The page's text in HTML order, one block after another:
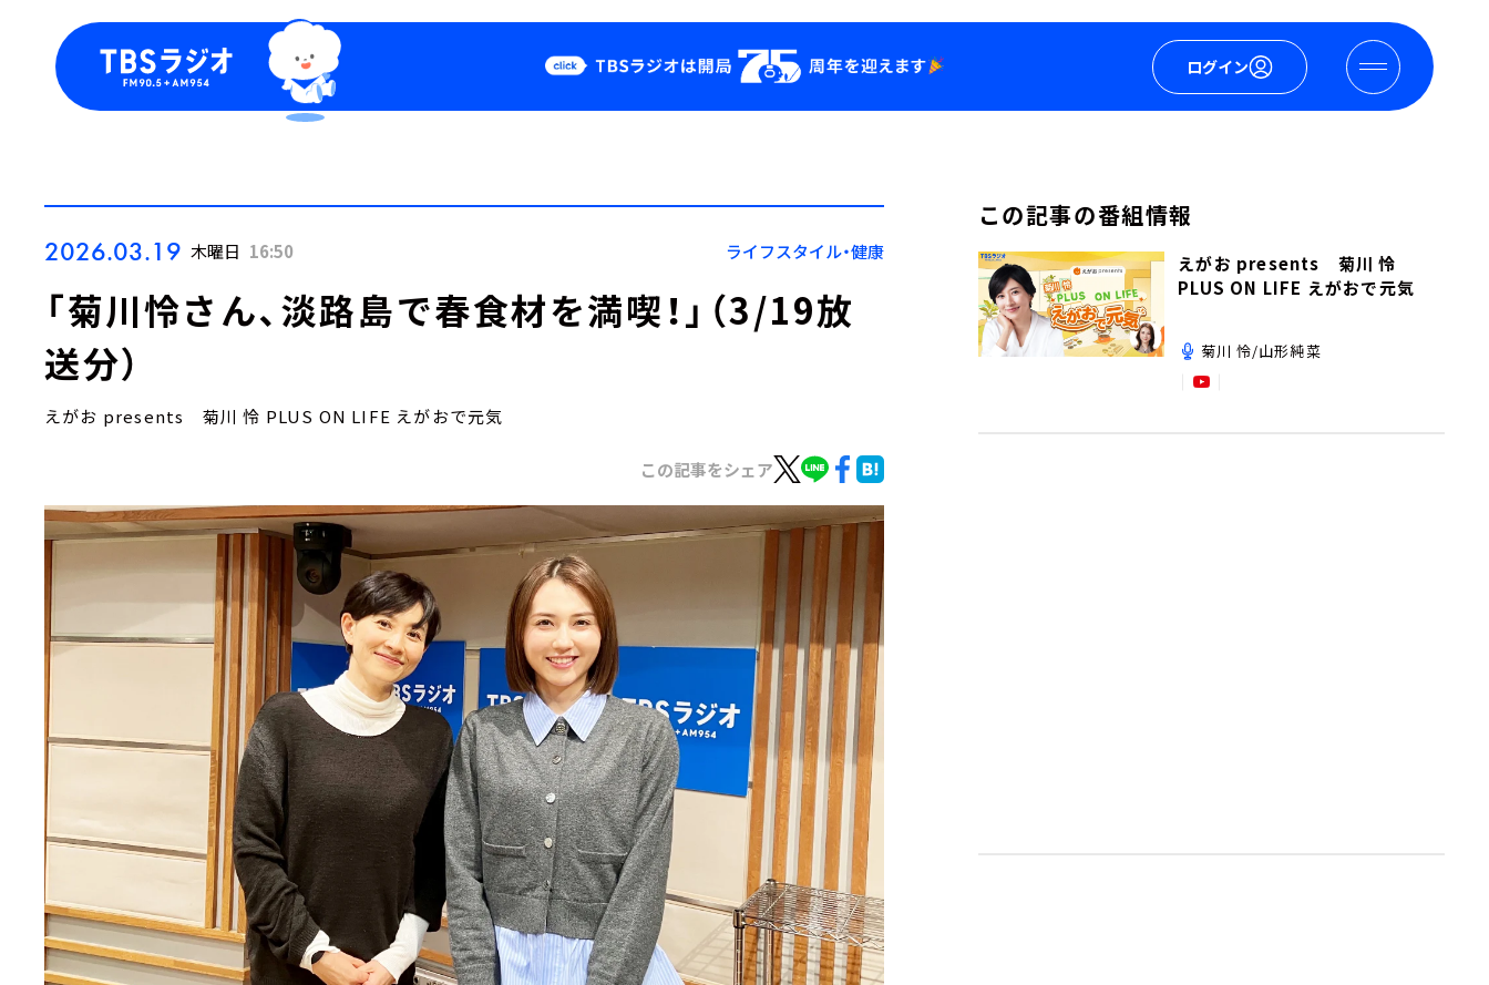
ログイン
Podcast
YouTube
会社情報
2026.03.19 木曜日 16:50 ライフスタイル・健康
「菊川怜さん、淡路島で春食材を満喫！」（3/19放
送分）
えがお presents 菊川 怜 PLUS ON LIFE えがおで元気
この記事をシェア
この記事の番組情報
えがお presents 菊川 怜
PLUS ON LIFE えがおで元気
菊川 怜/山形純菜